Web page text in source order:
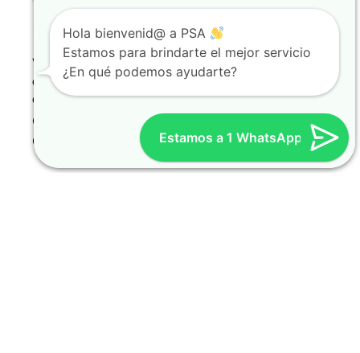
Vibrador de
concreto a
combustion
Obra civil y
Construcción
Estamos a 1 WhatsApp
Hola bienvenid@ a PSA
Estamos para brindarte el mejor servicio
¿En qué podemos ayudarte?